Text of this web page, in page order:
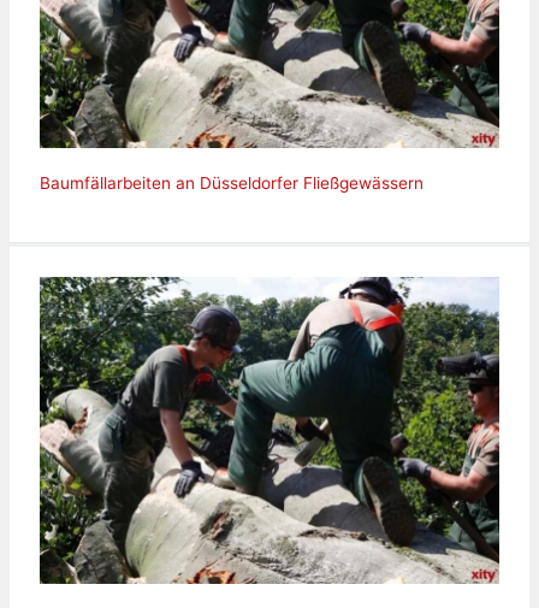
Baumfällarbeiten an Düsseldorfer Fließgewässern